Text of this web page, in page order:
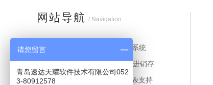
网站导航 / Navigation
首页 ERP系统
MES系统 财务进销存
应用案例 服务&支持
请您留言
青岛速达天耀软件技术有限公司052
3-80912578